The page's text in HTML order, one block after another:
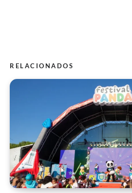
RELACIONADOS